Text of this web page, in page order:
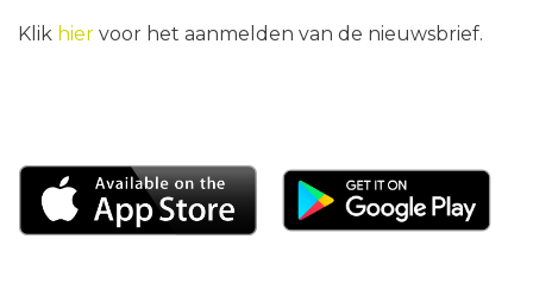
Klik hier voor het aanmelden van de nieuwsbrief.